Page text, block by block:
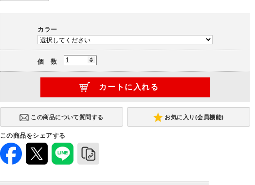
カラー
個 数
お気に入り(会員機能)
この商品をシェアする